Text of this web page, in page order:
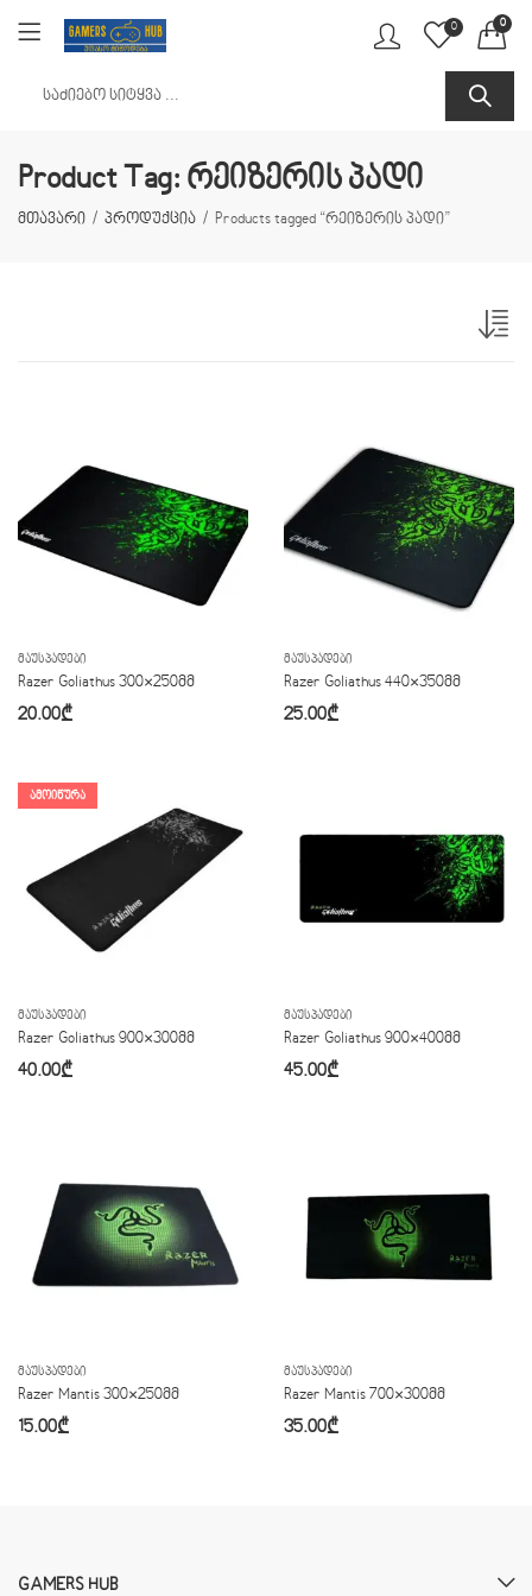
0 0
Product Tag: რეიზერის პადი
მთავარი პროდუქცია Products tagged “რეიზერის პადი”
ᲛᲐᲣᲡᲞᲐᲓᲔᲑᲘ
Razer Goliathus 300×250მმ
20.00₾
ᲛᲐᲣᲡᲞᲐᲓᲔᲑᲘ
Razer Goliathus 440×350მმ
25.00₾
ᲐᲛᲝᲘᲬᲣᲠᲐ
ᲛᲐᲣᲡᲞᲐᲓᲔᲑᲘ
Razer Goliathus 900×300მმ
40.00₾
ᲛᲐᲣᲡᲞᲐᲓᲔᲑᲘ
Razer Goliathus 900×400მმ
45.00₾
ᲛᲐᲣᲡᲞᲐᲓᲔᲑᲘ
Razer Mantis 300×250მმ
15.00₾
ᲛᲐᲣᲡᲞᲐᲓᲔᲑᲘ
Razer Mantis 700×300მმ
35.00₾
GAMERS HUB